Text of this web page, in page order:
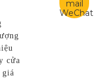
cửa
giá